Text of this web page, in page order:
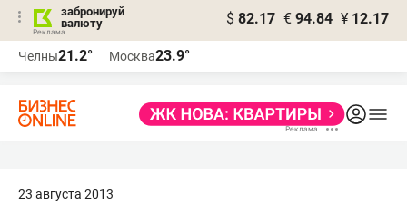
забронируй
валюту
$ 82.17 € 94.84 ¥ 12.17
Челны21.2° Москва23.9°
23 августа 2013